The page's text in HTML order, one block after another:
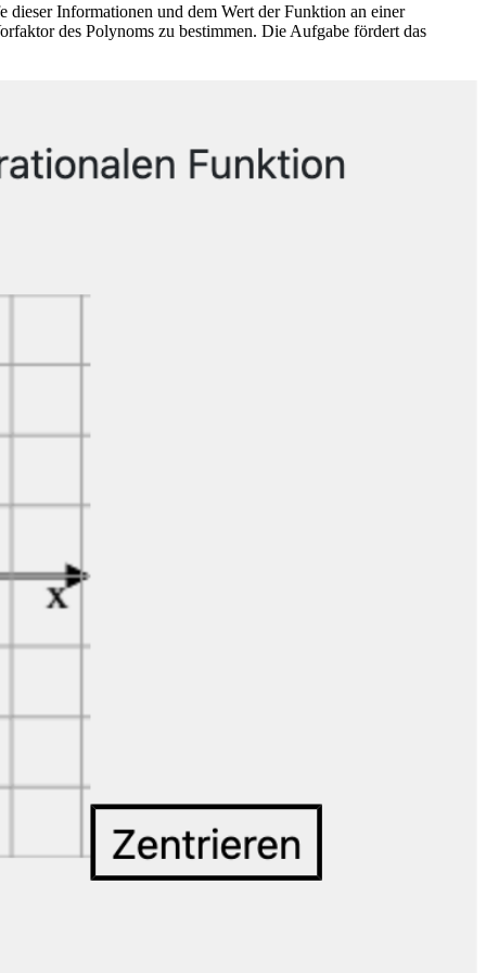
Informationen und dem Wert der Funktion an einer
des Polynoms zu bestimmen. Die Aufgabe fördert das